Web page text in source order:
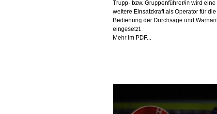
Trupp- bzw. Gruppenführer/in wird eine
weitere Einsatzkraft als Operator für die
Bedienung der Durchsage und
eingesetzt.
Mehr im PDF...